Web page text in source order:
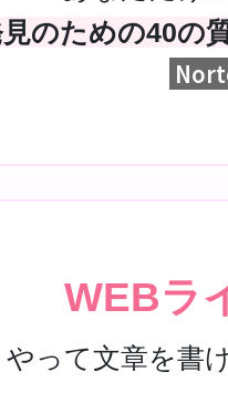
のための40の
WEBラ
やって文章を書